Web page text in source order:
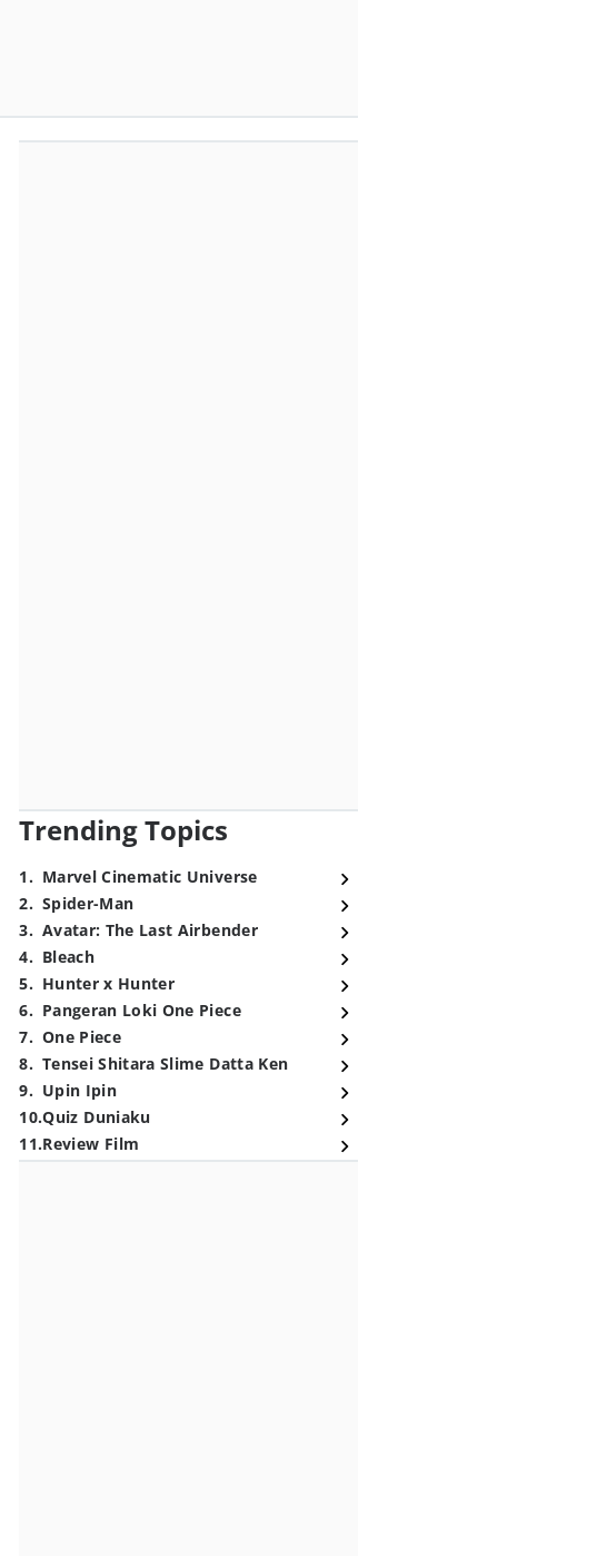
Trending Topics
1. Marvel Cinematic Universe
2. Spider-Man
3. Avatar: The Last Airbender
4. Bleach
5. Hunter x Hunter
6. Pangeran Loki One Piece
7. One Piece
8. Tensei Shitara Slime Datta Ken
9. Upin Ipin
10.Quiz Duniaku
11.Review Film